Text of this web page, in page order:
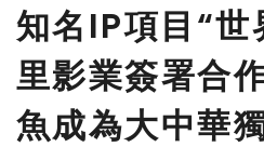
知名IP項目“世
里影業簽署合
魚成為大中華